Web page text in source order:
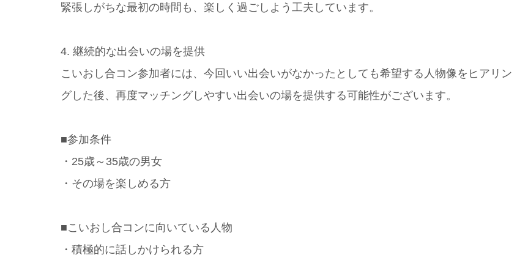
緊張しがちな最初の時間も、楽しく過ごしよう工夫しています。
4. 継続的な出会いの場を提供
こいおし合コン参加者には、今回いい出会いがなかったとしても希望する人物像をヒアリン
グした後、再度マッチングしやすい出会いの場を提供する可能性がございます。
■参加条件
・25歳～35歳の男女
・その場を楽しめる方
■こいおし合コンに向いている人物
・積極的に話しかけられる方